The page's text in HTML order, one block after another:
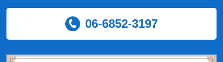
06-6852-3197